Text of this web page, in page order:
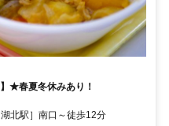
★春夏冬休みあり！
成田線［湖北駅］南口～徒歩12分